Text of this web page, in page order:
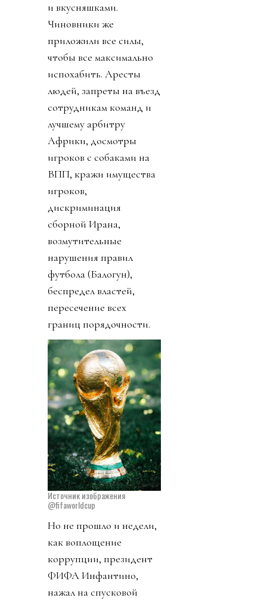
и вкусняшками.
Чиновники же
приложили все силы,
чтобы все максимально
испохабить. Аресты
людей, запреты на въезд
сотрудникам команд и
лучшему арбитру
Африки, досмотры
игроков с собаками на
ВПП, кражи имущества
игроков,
дискриминация
сборной Ирана,
возмутительные
нарушения правил
футбола (Балогун),
беспредел властей,
пересечение всех
границ порядочности.
Источник изображения
@fifaworldcup
Но не прошло и недели,
как воплощение
коррупции, президент
ФИФА Инфантино,
нажал на спусковой